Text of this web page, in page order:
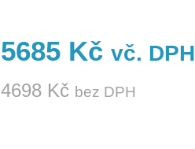
5685 Kč vč. DPH
4698 Kč bez DPH